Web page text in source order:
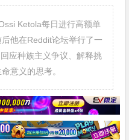
Ketola每日进行高额单
他在Reddit论坛举行了一
应种族主义争议、解释挑
意义的思考。